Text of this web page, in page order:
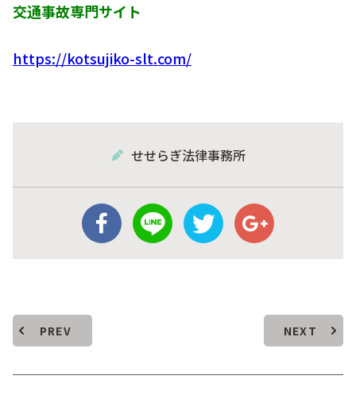
交通事故専門サイト
https://kotsujiko-slt.com/
せせらぎ法律事務所
PREV NEXT